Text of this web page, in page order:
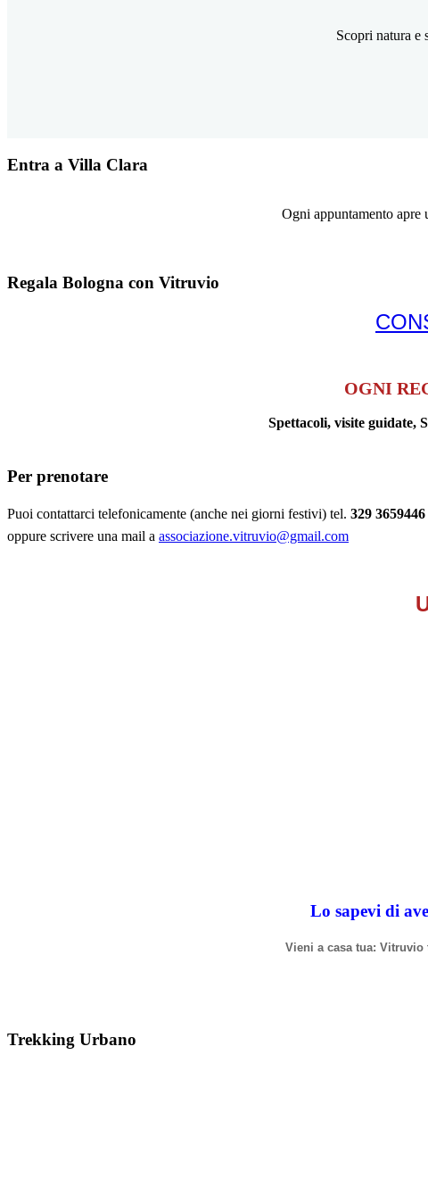
Scopri natura e
Entra a Villa Clara
Ogni appuntamento apre
Regala Bologna con Vitruvio
OGNI
Spettacoli, visite
Per prenotare
Puoi contattarci telefonicamente (anche nei giorni festivi) tel. 329 3659446
oppure scrivere una mail a associazione.vitruvio@gmail.com
Lo sapevi di
Vieni a casa tua:
Trekking Urbano